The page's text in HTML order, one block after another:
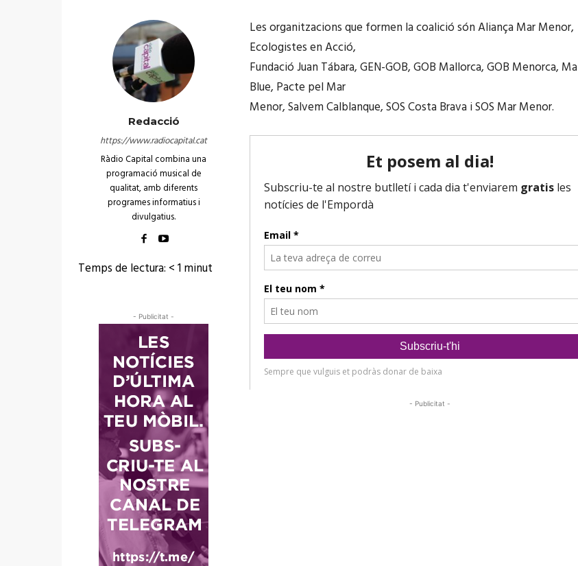
Redacció
https://www.radiocapital.cat
Ràdio Capital combina una
programació musical de
qualitat, amb diferents
programes informatius i
divulgatius.
Temps de lectura: < 1minut
- Publicitat -
Les organitzacions que formen la coalició són Aliança Mar Menor,
Ecologistes en Acció,
Fundació Juan Tábara, GEN-GOB, GOB Mallorca, GOB Menorca,
Blue, Pacte pel Mar
Menor, Salvem Calblanque, SOS Costa Brava i SOS Mar Menor.
- Publicitat -